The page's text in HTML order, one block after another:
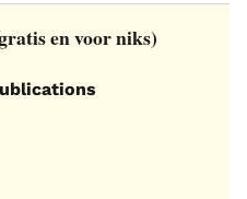
en voor niks)